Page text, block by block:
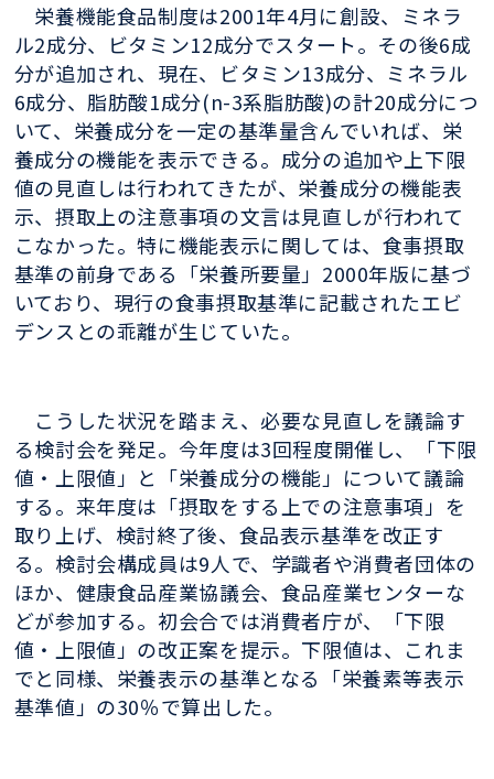
栄養機能食品制度は2001年4月に創設、ミネラ
ル2成分、ビタミン12成分でスタート。その後6成
分が追加され、現在、ビタミン13成分、ミネラル
6成分、脂肪酸1成分(n-3系脂肪酸)の計20成分につ
いて、栄養成分を一定の基準量含んでいれば、栄
養成分の機能を表示できる。成分の追加や上下限
値の見直しは行われてきたが、栄養成分の機能表
示、摂取上の注意事項の文言は見直しが行われて
こなかった。特に機能表示に関しては、食事摂取
基準の前身である「栄養所要量」2000年版に基づ
いており、現行の食事摂取基準に記載されたエビ
デンスとの乖離が生じていた。
こうした状況を踏まえ、必要な見直しを議論す
る検討会を発足。今年度は3回程度開催し、「下限
値・上限値」と「栄養成分の機能」について議論
する。来年度は「摂取をする上での注意事項」を
取り上げ、検討終了後、食品表示基準を改正す
る。検討会構成員は9人で、学識者や消費者団体の
ほか、健康食品産業協議会、食品産業センターな
どが参加する。初会合では消費者庁が、「下限
値・上限値」の改正案を提示。下限値は、これま
でと同様、栄養表示の基準となる「栄養素等表示
基準値」の30％で算出した。